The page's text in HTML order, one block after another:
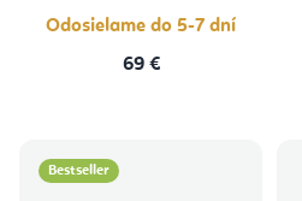
Odosielame do 5-7 dní
69 €
Bestseller